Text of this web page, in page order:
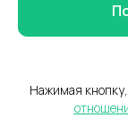
Нажимая